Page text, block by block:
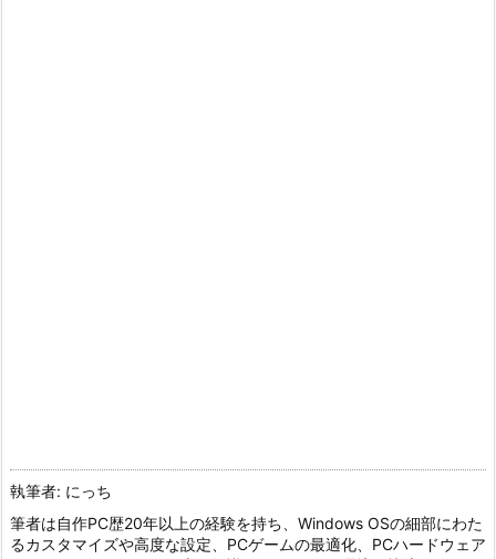
執筆者: にっち
筆者は自作PC歴20年以上の経験を持ち、Windows OSの細部にわた
るカスタマイズや高度な設定、PCゲームの最適化、PCハードウェア